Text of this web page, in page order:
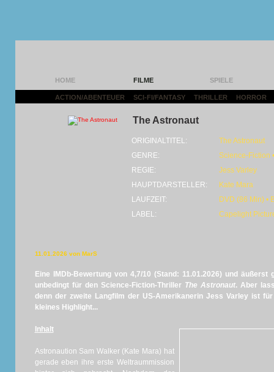
HOME FILME SPIELE
ACTION/ABENTEUER SCI-FI/FANTASY THRILLER HORROR
The Astronaut
ORIGINALTITEL:
The Astronaut
GENRE:
Science-Fiction
REGIE:
Jess Varley
HAUPTDARSTELLER:
Kate Mara
LAUFZEIT:
DVD (86 Min) •
LABEL:
Capelight
11.01.2026 von MarS
Eine IMDb-Bewertung von 4,7/10 (Stand: 11.01.2026) und
unbedingt für den Science-Fiction-Thriller The Astronaut. Aber
denn der zweite Langfilm der US-Amerikanerin Jess Varley ist
kleines Highlight...
Inhalt
Astronaution Sam Walker (Kate Mara) hat
gerade eben ihre erste Weltraummission